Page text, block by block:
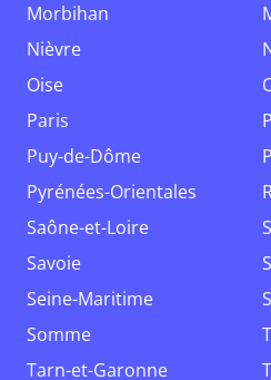
Morbihan
Nièvre
Oise
Paris
Puy-de-Dôme
Pyrénées-Orientales
Saône-et-Loire
Savoie
Seine-Maritime
Somme
Tarn-et-Garonne